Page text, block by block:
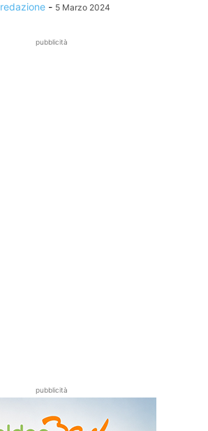
redazione - 5 Marzo 2024
pubblicità
pubblicità